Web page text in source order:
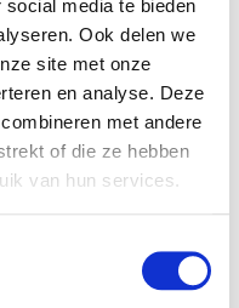
media te bieden
Ook delen we
site met onze
en analyse. Deze
met andere
of die ze hebben
van hun services.